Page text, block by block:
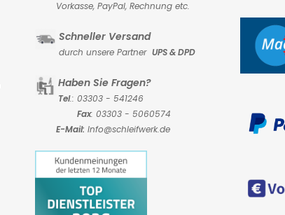
Vorkasse, PayPal, Rechnung etc.
Schneller Versand
durch unsere Partner UPS & DPD
Haben Sie Fragen?
Tel.: 03303 - 541246
Fax: 03303 - 5060574
E-Mail: Info@schleifwerk.de